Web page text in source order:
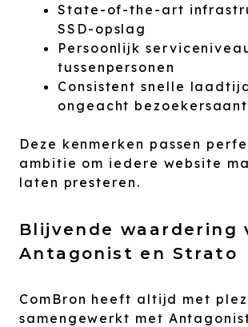
State-of-the-art
SSD-opslag
Persoonlijk
tussenpersonen
Consistent snelle
ongeacht
Deze kenmerken passen
ambitie om iedere website
laten presteren.
Blijvende waardering
Antagonist en Strato
ComBron heeft altijd met
samengewerkt met